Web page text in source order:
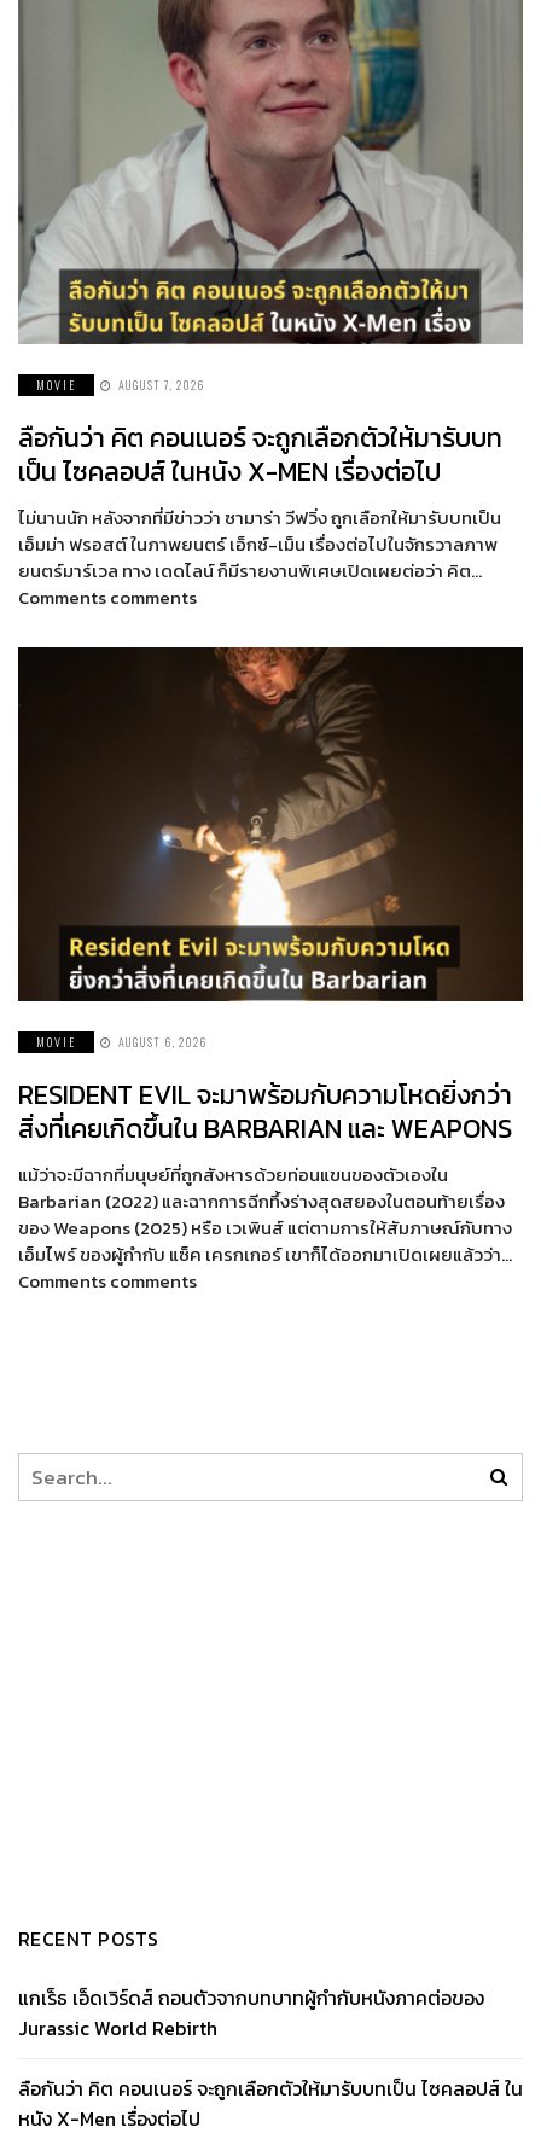
MOVIE AUGUST 7, 2026
ลือกันว่า คิต คอนเนอร์ จะถูกเลือกตัวให้มารับบท
เป็น ไซคลอปส์ ในหนัง X-MEN เรื่องต่อไป
ไม่นานนัก หลังจากที่มีข่าวว่า ซามาร่า วีฟวิ่ง ถูกเลือกให้มารับบทเป็น
เอ็มม่า ฟรอสต์ ในภาพยนตร์ เอ็กซ์-เม็น เรื่องต่อไปในจักรวาลภาพ
ยนตร์มาร์เวล ทาง เดดไลน์ ก็มีรายงานพิเศษเปิดเผยต่อว่า คิต…
Comments comments
MOVIE AUGUST 6, 2026
RESIDENT EVIL จะมาพร้อมกับความโหดยิ่งกว่า
สิ่งที่เคยเกิดขึ้นใน BARBARIAN และ WEAPONS
แม้ว่าจะมีฉากที่มนุษย์ที่ถูกสังหารด้วยท่อนแขนของตัวเองใน
Barbarian (2022) และฉากการฉีกทึ้งร่างสุดสยองในตอนท้ายเรื่อง
ของ Weapons (2025) หรือ เวเพินส์ แต่ตามการให้สัมภาษณ์กับทาง
เอ็มไพร์ ของผู้กำกับ แซ็ค เครกเกอร์ เขาก็ได้ออกมาเปิดเผยแล้วว่า…
Comments comments
RECENT POSTS
แกเร็ธ เอ็ดเวิร์ดส์ ถอนตัวจากบทบาทผู้กำกับหนังภาคต่อของ
Jurassic World Rebirth
ลือกันว่า คิต คอนเนอร์ จะถูกเลือกตัวให้มารับบทเป็น ไซคลอปส์ ใน
หนัง X-Men เรื่องต่อไป